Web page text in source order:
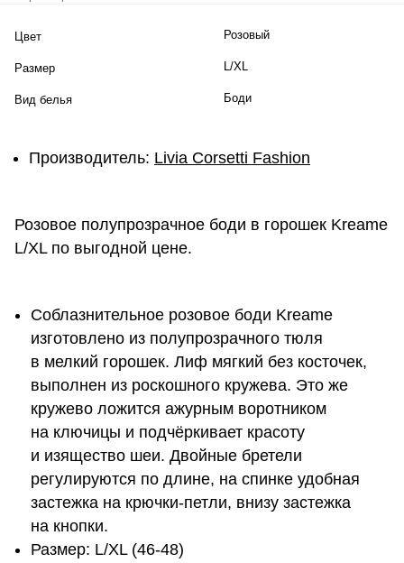
Цвет Розовый
Размер L/XL
Вид белья Боди
Производитель: Livia Corsetti Fashion
Розовое полупрозрачное боди в горошек Kreame
L/XL по выгодной цене.
Соблазнительное розовое боди Kreame
изготовлено из полупрозрачного тюля
в мелкий горошек. Лиф мягкий без косточек,
выполнен из роскошного кружева. Это же
кружево ложится ажурным воротником
на ключицы и подчёркивает красоту
и изящество шеи. Двойные бретели
регулируются по длине, на спинке удобная
застежка на крючки-петли, внизу застежка
на кнопки.
Размер: L/XL (46-48)